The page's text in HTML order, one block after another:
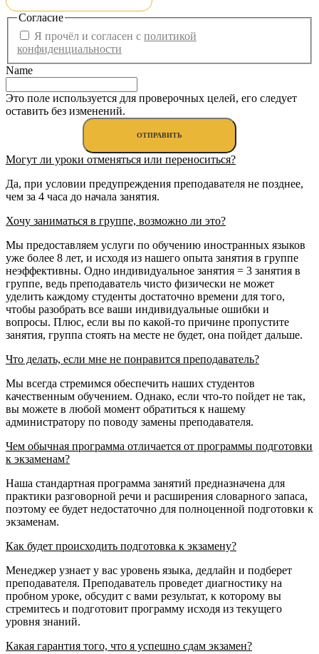
Согласие
Я прочёл и согласен с политикой
конфиденциальности
Name
Это поле используется для проверочных целей, его следует
оставить без изменений.
Могут ли уроки отменяться или переноситься?
Да, при условии предупреждения преподавателя не позднее,
чем за 4 часа до начала занятия.
Хочу заниматься в группе, возможно ли это?
Мы предоставляем услуги по обучению иностранных языков
уже более 8 лет, и исходя из нашего опыта занятия в группе
неэффективны. Одно индивидуальное занятия = 3 занятия в
группе, ведь преподаватель чисто физически не может
уделить каждому студенты достаточно времени для того,
чтобы разобрать все ваши индивидуальные ошибки и
вопросы. Плюс, если вы по какой-то причине пропустите
занятия, группа стоять на месте не будет, она пойдет дальше.
Что делать, если мне не понравится преподаватель?
Мы всегда стремимся обеспечить наших студентов
качественным обучением. Однако, если что-то пойдет не так,
вы можете в любой момент обратиться к нашему
администратору по поводу замены преподавателя.
Чем обычная программа отличается от программы подготовки
к экзаменам?
Наша стандартная программа занятий предназначена для
практики разговорной речи и расширения словарного запаса,
поэтому ее будет недостаточно для полноценной подготовки к
экзаменам.
Как будет происходить подготовка к экзамену?
Менеджер узнает у вас уровень языка, дедлайн и подберет
преподавателя. Преподаватель проведет диагностику на
пробном уроке, обсудит с вами результат, к которому вы
стремитесь и подготовит программу исходя из текущего
уровня знаний.
Какая гарантия того, что я успешно сдам экзамен?